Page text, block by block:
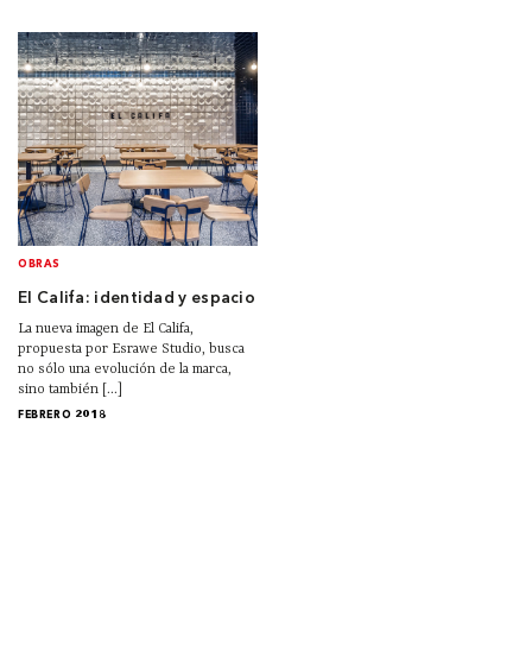
OBRAS
El Califa: identidad y espacio
La nueva imagen de El Califa,
propuesta por Esrawe Studio, busca
no sólo una evolución de la marca,
sino también [...]
FEBRERO 2018